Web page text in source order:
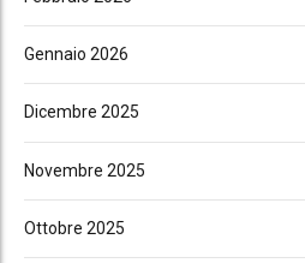
Gennaio 2026
Dicembre 2025
Novembre 2025
Ottobre 2025